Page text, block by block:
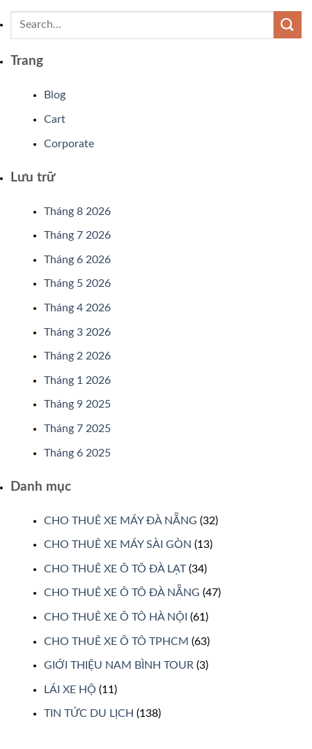
Trang
Blog
Cart
Corporate
Lưu trữ
Tháng 8 2026
Tháng 7 2026
Tháng 6 2026
Tháng 5 2026
Tháng 4 2026
Tháng 3 2026
Tháng 2 2026
Tháng 1 2026
Tháng 9 2025
Tháng 7 2025
Tháng 6 2025
Danh mục
CHO THUÊ XE MÁY ĐÀ NẴNG (32)
CHO THUÊ XE MÁY SÀI GÒN (13)
CHO THUÊ XE Ô TÔ ĐÀ LẠT(34)
CHO THUÊ XE Ô TÔ ĐÀ NẴNG (47)
CHO THUÊ XE Ô TÔ HÀ NỘI (61)
CHO THUÊ XE Ô TÔ TPHCM (63)
GIỚI THIỆU NAM BÌNH TOUR (3)
LÁI XE HỘ (11)
TIN TỨC DU LỊCH (138)